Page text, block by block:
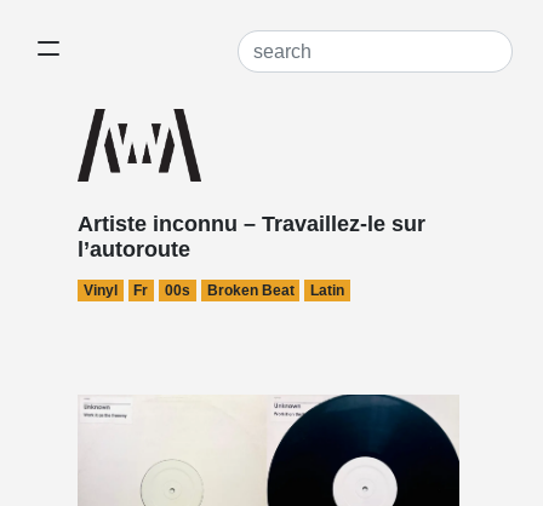
Artiste inconnu – Travaillez-le sur
l’autoroute
Vinyl Fr 00s Broken Beat Latin